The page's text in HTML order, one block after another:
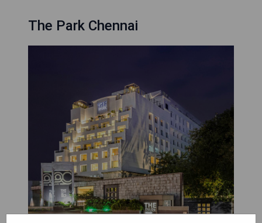
The Park Chennai